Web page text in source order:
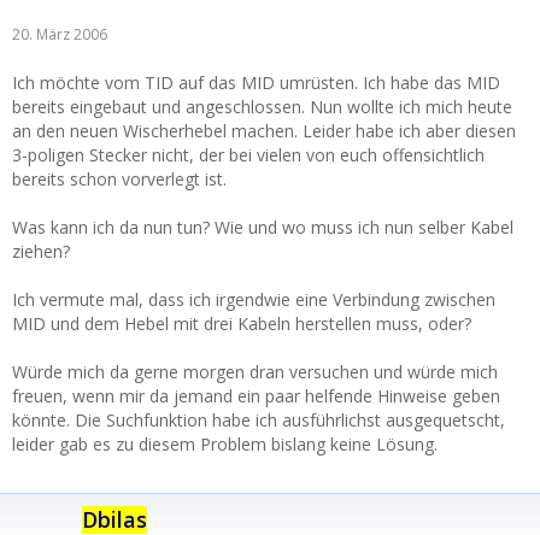
20. März 2006
Ich möchte vom TID auf das MID umrüsten. Ich habe das MID
bereits eingebaut und angeschlossen. Nun wollte ich mich heute
an den neuen Wischerhebel machen. Leider habe ich aber diesen
3-poligen Stecker nicht, der bei vielen von euch offensichtlich
bereits schon vorverlegt ist.
Was kann ich da nun tun? Wie und wo muss ich nun selber Kabel
ziehen?
Ich vermute mal, dass ich irgendwie eine Verbindung zwischen
MID und dem Hebel mit drei Kabeln herstellen muss, oder?
Würde mich da gerne morgen dran versuchen und würde mich
freuen, wenn mir da jemand ein paar helfende Hinweise geben
könnte. Die Suchfunktion habe ich ausführlichst ausgequetscht,
leider gab es zu diesem Problem bislang keine Lösung.
Dbilas